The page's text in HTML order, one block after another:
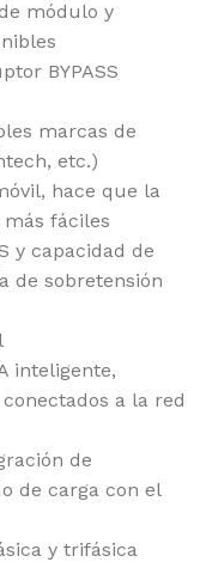
módulo y
BYPASS
marcas de
etc.)
hace que la
fáciles
y capacidad de
de sobretensión
inteligente,
a la red
de
de carga con el
y trifásica